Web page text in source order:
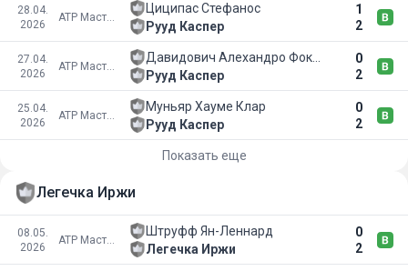
28.04.
2026
ATP Мастерс 1000
Циципас Стефанос
1
2
Рууд Каспер
27.04.
2026
ATP Мастерс 1000
0
2
Рууд Каспер
25.04.
2026
ATP Мастерс 1000
Муньяр Хауме Клар
0
2
Рууд Каспер
Показать еще
Легечка Иржи
08.05.
2026
ATP Мастерс 1000
Штруфф Ян-Леннард
0
2
Легечка Иржи